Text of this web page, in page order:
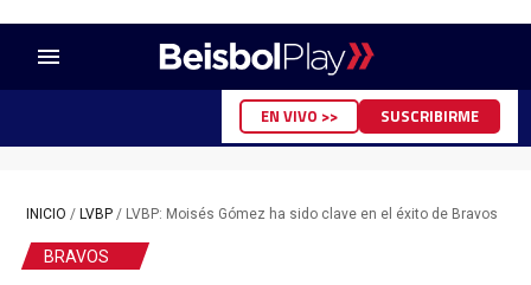
menu
EN VIVO >> SUSCRIBIRME
INICIO / LVBP/ LVBP: Moisés Gómez ha sido clave en el éxito de Bravos
BRAVOS